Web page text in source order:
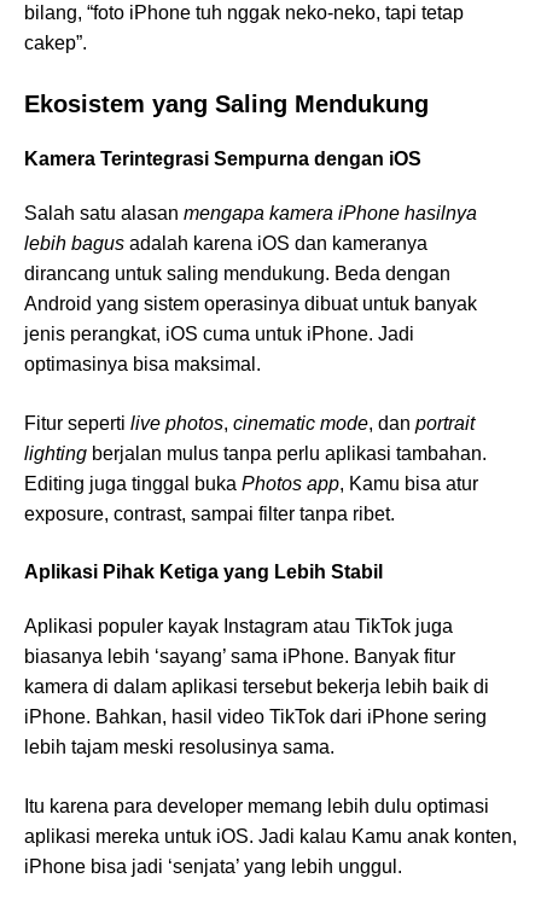
bilang, “foto iPhone tuh nggak neko-neko, tapi tetap
cakep”.
Ekosistem yang Saling Mendukung
Kamera Terintegrasi Sempurna dengan iOS
Salah satu alasan mengapa kamera iPhone hasilnya
lebih bagus adalah karena iOS dan kameranya
dirancang untuk saling mendukung. Beda dengan
Android yang sistem operasinya dibuat untuk banyak
jenis perangkat, iOS cuma untuk iPhone. Jadi
optimasinya bisa maksimal.
Fitur seperti live photos, cinematic mode, dan portrait
lighting berjalan mulus tanpa perlu aplikasi tambahan.
Editing juga tinggal buka Photos app, Kamu bisa atur
exposure, contrast, sampai filter tanpa ribet.
Aplikasi Pihak Ketiga yang Lebih Stabil
Aplikasi populer kayak Instagram atau TikTok juga
biasanya lebih ‘sayang’ sama iPhone. Banyak fitur
kamera di dalam aplikasi tersebut bekerja lebih baik di
iPhone. Bahkan, hasil video TikTok dari iPhone sering
lebih tajam meski resolusinya sama.
Itu karena para developer memang lebih dulu optimasi
aplikasi mereka untuk iOS. Jadi kalau Kamu anak konten,
iPhone bisa jadi ‘senjata’ yang lebih unggul.